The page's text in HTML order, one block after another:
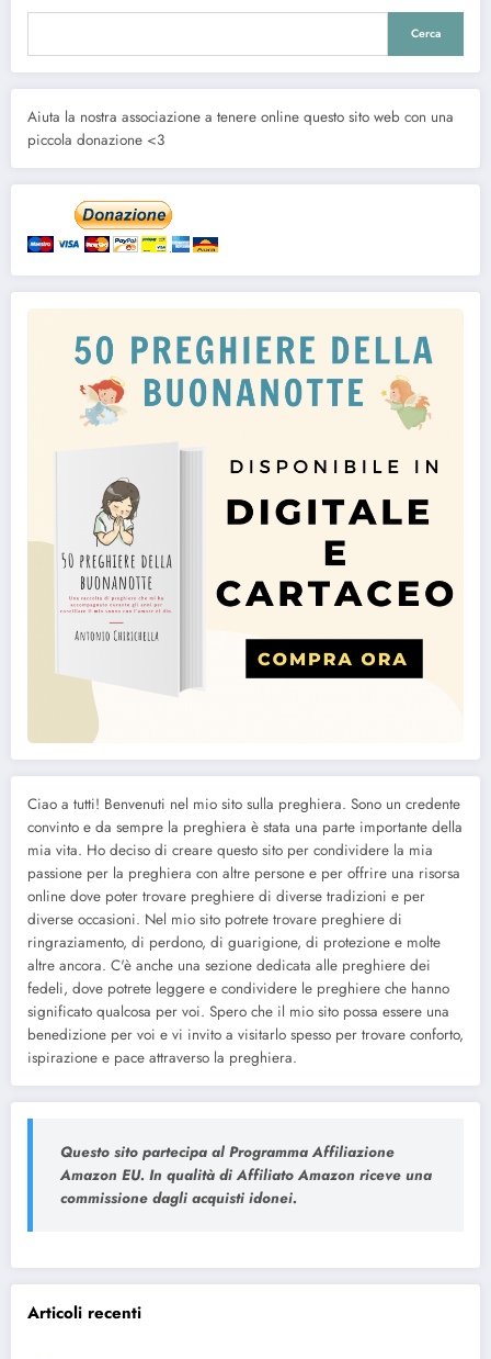
Cerca
Aiuta la nostra associazione a tenere online questo sito web con una
piccola donazione <3
Ciao a tutti! Benvenuti nel mio sito sulla preghiera. Sono un credente
convinto e da sempre la preghiera è stata una parte importante della
mia vita. Ho deciso di creare questo sito per condividere la mia
passione per la preghiera con altre persone e per offrire una risorsa
online dove poter trovare preghiere di diverse tradizioni e per
diverse occasioni. Nel mio sito potrete trovare preghiere di
ringraziamento, di perdono, di guarigione, di protezione e molte
altre ancora. C'è anche una sezione dedicata alle preghiere dei
fedeli, dove potrete leggere e condividere le preghiere che hanno
significato qualcosa per voi. Spero che il mio sito possa essere una
benedizione per voi e vi invito a visitarlo spesso per trovare conforto,
ispirazione e pace attraverso la preghiera.
Questo sito partecipa al Programma Affiliazione
Amazon EU. In qualità di Affiliato Amazon riceve una
commissione dagli acquisti idonei.
Articoli recenti